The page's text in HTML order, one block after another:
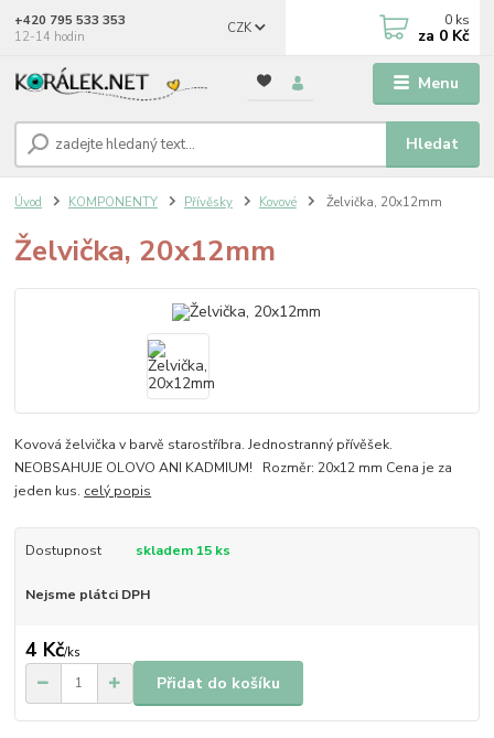
Menu
CZK
Hledat
+420 795 533 353
12-14 hodin
0 ks
za 0 Kč
Úvod KOMPONENTY Přívěsky Kovové Želvička, 20x12mm
Želvička, 20x12mm
Kovová želvička v barvě starostříbra. Jednostranný přívěšek.
NEOBSAHUJE OLOVO ANI KADMIUM! Rozměr: 20x12 mm Cena je za
jeden kus. celý popis
Dostupnost skladem 15 ks
Nejsme plátci DPH
4 Kč/ks
Přidat do košíku